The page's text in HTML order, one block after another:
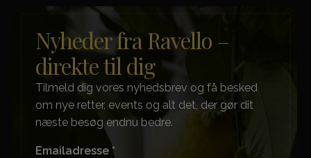
Nyheder fra Ravello –
direkte til dig
Tilmeld dig vores nyhedsbrev og få besked
om nye retter, events og alt det, der gør dit
næste besøg endnu bedre.
Emailadresse *